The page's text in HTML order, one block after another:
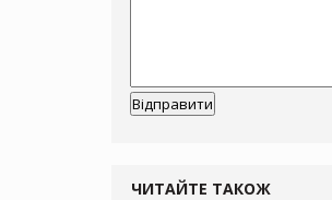
ЧИТАЙТЕ ТАКОЖ